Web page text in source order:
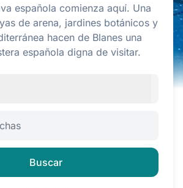
Polski
española comienza aquí. Una
de arena, jardines botánicos y
hacen de Blanes una
española digna de visitar.
Buscar